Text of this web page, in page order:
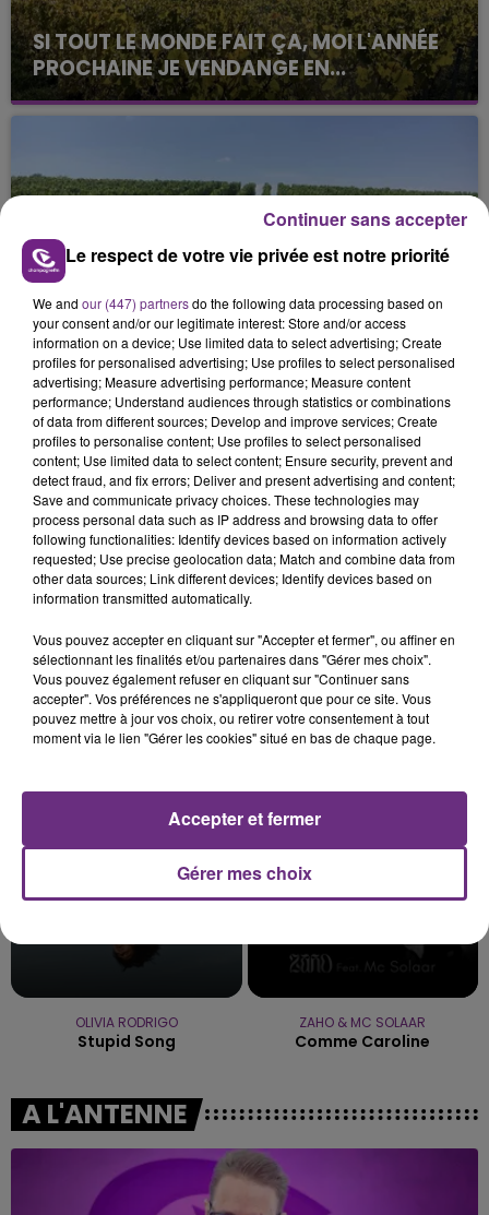
SI TOUT LE MONDE FAIT ÇA, MOI L'ANNÉE
PROCHAINE JE VENDANGE EN...
La vendange en Champagne a débuté ce jeudi 6
août dans la commune de Montgueux (Aube). Du
L'INSPECTION DU TRAVAIL RAPPELLE À
L'ORDRE SUR LES CONDITIONS DE...
Alors que les dates de début des vendange 2026
s'est avéré être plus précoce que prévu,
l'inspection du Travail en profite pour rappeler
les conditions de...
TITRES DIFFUSÉS
4h54
4h54
ALEX WARREN
Ordinary
4h49
4h49
METALLICA
Nothing Else Matters.
OLIVIA RODRIGO
Stupid Song
ZAHO & MC SOLAAR
Comme Caroline
A L'ANTENNE
Le respect de votre vie privée est notre priorité
We and our (447) partnersdo the following data processing based on
your consent and/or our legitimate interest: Store and/or access
information on a device; Use limited data to select advertising; Create
profiles for personalised advertising; Use profiles to select personalised
advertising; Measure advertising performance; Measure content
performance; Understand audiences through statistics or combinations
of data from different sources; Develop and improve services; Create
profiles to personalise content; Use profiles to select personalised
content; Use limited data to select content; Ensure security, prevent and
detect fraud, and fix errors; Deliver and present advertising and content;
Save and communicate privacy choices. These technologies may
process personal data such as IP address and browsing data to offer
following functionalities: Identify devices based on information actively
requested; Use precise geolocation data; Match and combine data from
other data sources; Link different devices; Identify devices based on
information transmitted automatically.
Vous pouvez accepter en cliquant sur "Accepter et fermer", ou affiner en
sélectionnant les finalités et/ou partenaires dans "Gérer mes choix".
Vous pouvez également refuser en cliquant sur "Continuer sans
accepter". Vos préférences ne s'appliqueront que pour ce site. Vous
pouvez mettre à jour vos choix, ou retirer votre consentement à tout
moment via le lien "Gérer les cookies" situé en bas de chaque page.
Gérer mes choix
Accepter et fermer
Continuer sans accepter